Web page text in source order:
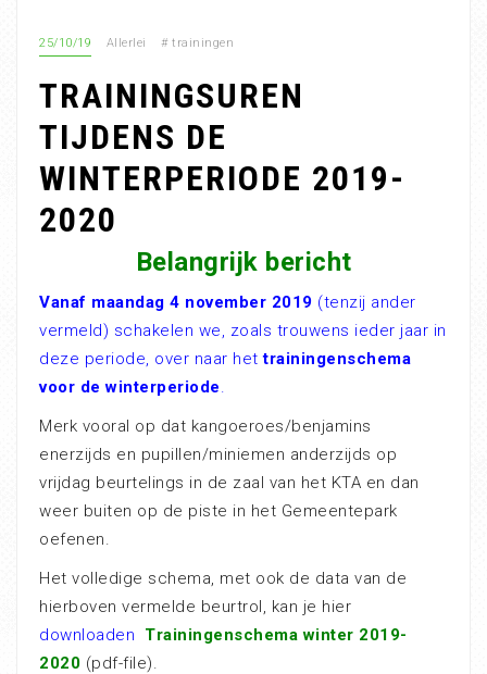
25/10/19 Allerlei # trainingen
TRAININGSUREN
TIJDENS DE
WINTERPERIODE 2019-
2020
Belangrijk bericht
Vanaf maandag 4 november 2019 (tenzij ander
vermeld) schakelen we, zoals trouwens ieder jaar in
deze periode, over naar hettrainingenschema
voor de winterperiode.
Merk vooral op dat kangoeroes/benjamins
enerzijds en pupillen/miniemen anderzijds op
vrijdag beurtelings in de zaal van het KTA en dan
weer buiten op de piste in het Gemeentepark
oefenen.
Het volledige schema, met ook de data van de
hierboven vermelde beurtrol, kan je hier
downloaden
Trainingenschema winter 2019-
2020 (pdf-file).